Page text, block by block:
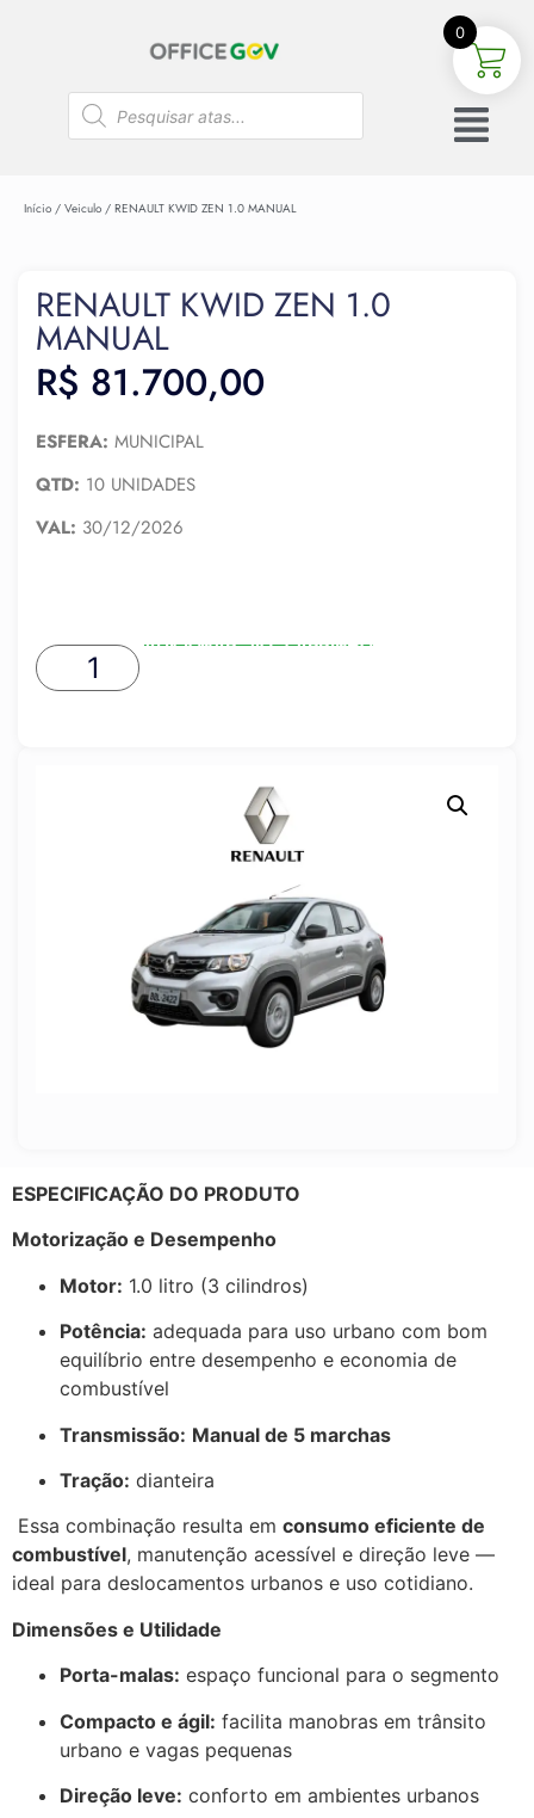
Início / Veiculo / RENAULT KWID ZEN 1.0 MANUAL
RENAULT KWID ZEN 1.0
MANUAL
R$ 81.700,00
ESFERA: MUNICIPAL
QTD: 10 UNIDADES
VAL: 30/12/2026
ADICIONAR AO CARRINHO
ESPECIFICAÇÃO DO PRODUTO
Motorização e Desempenho
Motor: 1.0 litro (3 cilindros)
Potência: adequada para uso urbano com bom
equilíbrio entre desempenho e economia de
combustível
Transmissão: Manual de 5 marchas
Tração: dianteira
Essa combinação resulta em consumo eficiente de
combustível, manutenção acessível e direção leve —
ideal para deslocamentos urbanos e uso cotidiano.
Dimensões e Utilidade
Porta-malas: espaço funcional para o segmento
Compacto e ágil: facilita manobras em trânsito
urbano e vagas pequenas
Direção leve: conforto em ambientes urbanos
0